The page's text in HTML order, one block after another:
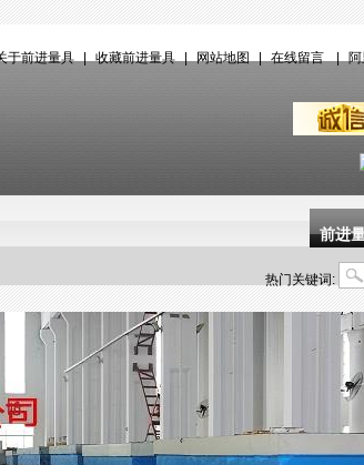
于前进量具 | 收藏前进量具 | 网站地图 | 在线留言 |
前进
三维
解决
新闻
热门关键词: